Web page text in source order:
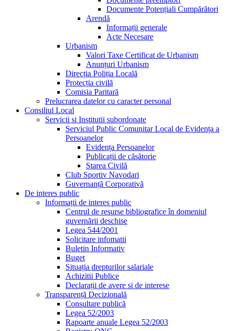
Documente Potențiali Cumpărători
Arendă
Informații generale
Acte Necesare
Urbanism
Valori Taxe Certificat de Urbanism
Anunțuri Urbanism
Direcția Poliția Locală
Protecția civilă
Comisia Paritară
Prelucrarea datelor cu caracter personal
Consiliul Local
Servicii si Institutii subordonate
Serviciul Public Comunitar Local de Evidența a
Persoanelor
Evidența Persoanelor
Publicații de căsătorie
Starea Civilă
Club Sportiv Navodari
Guvernanță Corporativă
De interes public
Informații de interes public
Centrul de resurse bibliografice în domeniul
guvernării deschise
Legea 544/2001
Solicitare infomatii
Buletin Informativ
Buget
Situația drepturilor salariale
Achizitii Publice
Declarații de avere si de interese
Transparență Decizională
Consultare publică
Legea 52/2003
Rapoarte anuale Legea 52/2003